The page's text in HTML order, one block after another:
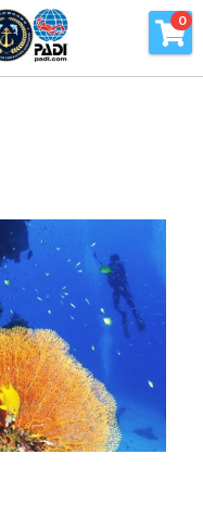
0
×